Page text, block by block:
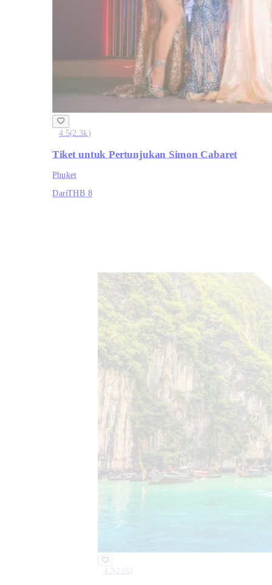
4.5(2.3k)
Tiket untuk Pertunjukan Simon Cabaret
Phuket
DariTHB 8
4.7( 2.0k )